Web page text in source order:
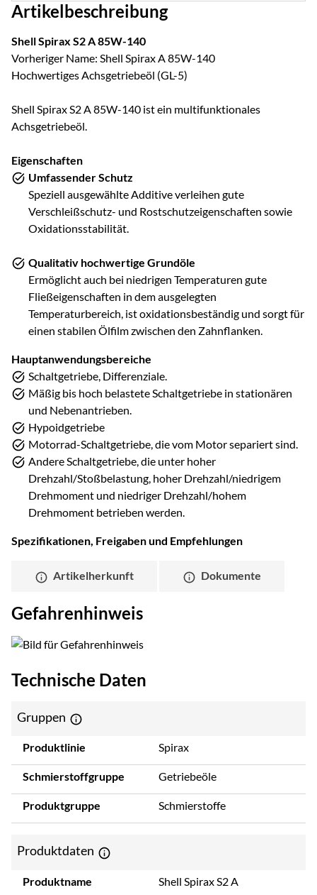
Artikelbeschreibung
Shell Spirax S2 A 85W-140
Vorheriger Name: Shell Spirax A 85W-140
Hochwertiges Achsgetriebeöl (GL-5)
Shell Spirax S2 A 85W-140 ist ein multifunktionales
Achsgetriebeöl.
Eigenschaften
Umfassender Schutz
Speziell ausgewählte Additive verleihen gute
Verschleißschutz- und Rostschutzeigenschaften sowie
Oxidationsstabilität.
Qualitativ hochwertige Grundöle
Ermöglicht auch bei niedrigen Temperaturen gute
Fließeigenschaften in dem ausgelegten
Temperaturbereich, ist oxidationsbeständig und sorgt für
einen stabilen Ölfilm zwischen den Zahnflanken.
Hauptanwendungsbereiche
Schaltgetriebe, Differenziale.
Mäßig bis hoch belastete Schaltgetriebe in stationären
und Nebenantrieben.
Hypoidgetriebe
Motorrad-Schaltgetriebe, die vom Motor separiert sind.
Andere Schaltgetriebe, die unter hoher
Drehzahl/Stoßbelastung, hoher Drehzahl/niedrigem
Drehmoment und niedriger Drehzahl/hohem
Drehmoment betrieben werden.
Spezifikationen, Freigaben und Empfehlungen
Artikelherkunft Dokumente
Gefahrenhinweis
Technische Daten
Gruppen
Produktlinie Spirax
Schmierstoffgruppe Getriebeöle
Produktgruppe Schmierstoffe
Produktdaten
Produktname Shell Spirax S2 A